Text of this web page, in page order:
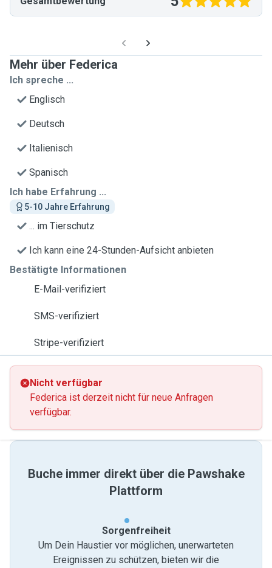
Mehr über Federica
Ich spreche ...
Englisch
Deutsch
Italienisch
Spanisch
Ich habe Erfahrung ...
5-10 Jahre Erfahrung
... im Tierschutz
Ich kann eine 24-Stunden-Aufsicht anbieten
Bestätigte Informationen
E-Mail-verifiziert
SMS-verifiziert
Stripe-verifiziert
Nicht verfügbar
Federica ist derzeit nicht für neue Anfragen
verfügbar.
Buche immer direkt über die Pawshake
Plattform
Sorgenfreiheit
Um Dein Haustier vor möglichen, unerwarteten
Ereignissen zu schützen, bieten wir die